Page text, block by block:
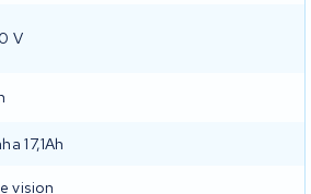
V
17,1Ah
vision